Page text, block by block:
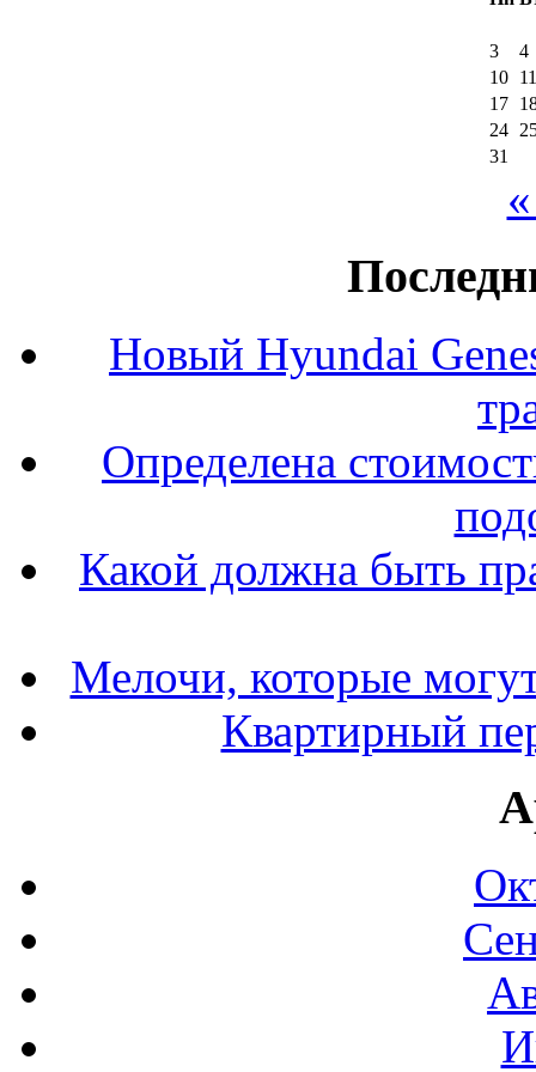
3
4
10
11
17
24
31
Новый Hyundai
Определена
Какой должна быть
Мелочи, которые
Квартирный